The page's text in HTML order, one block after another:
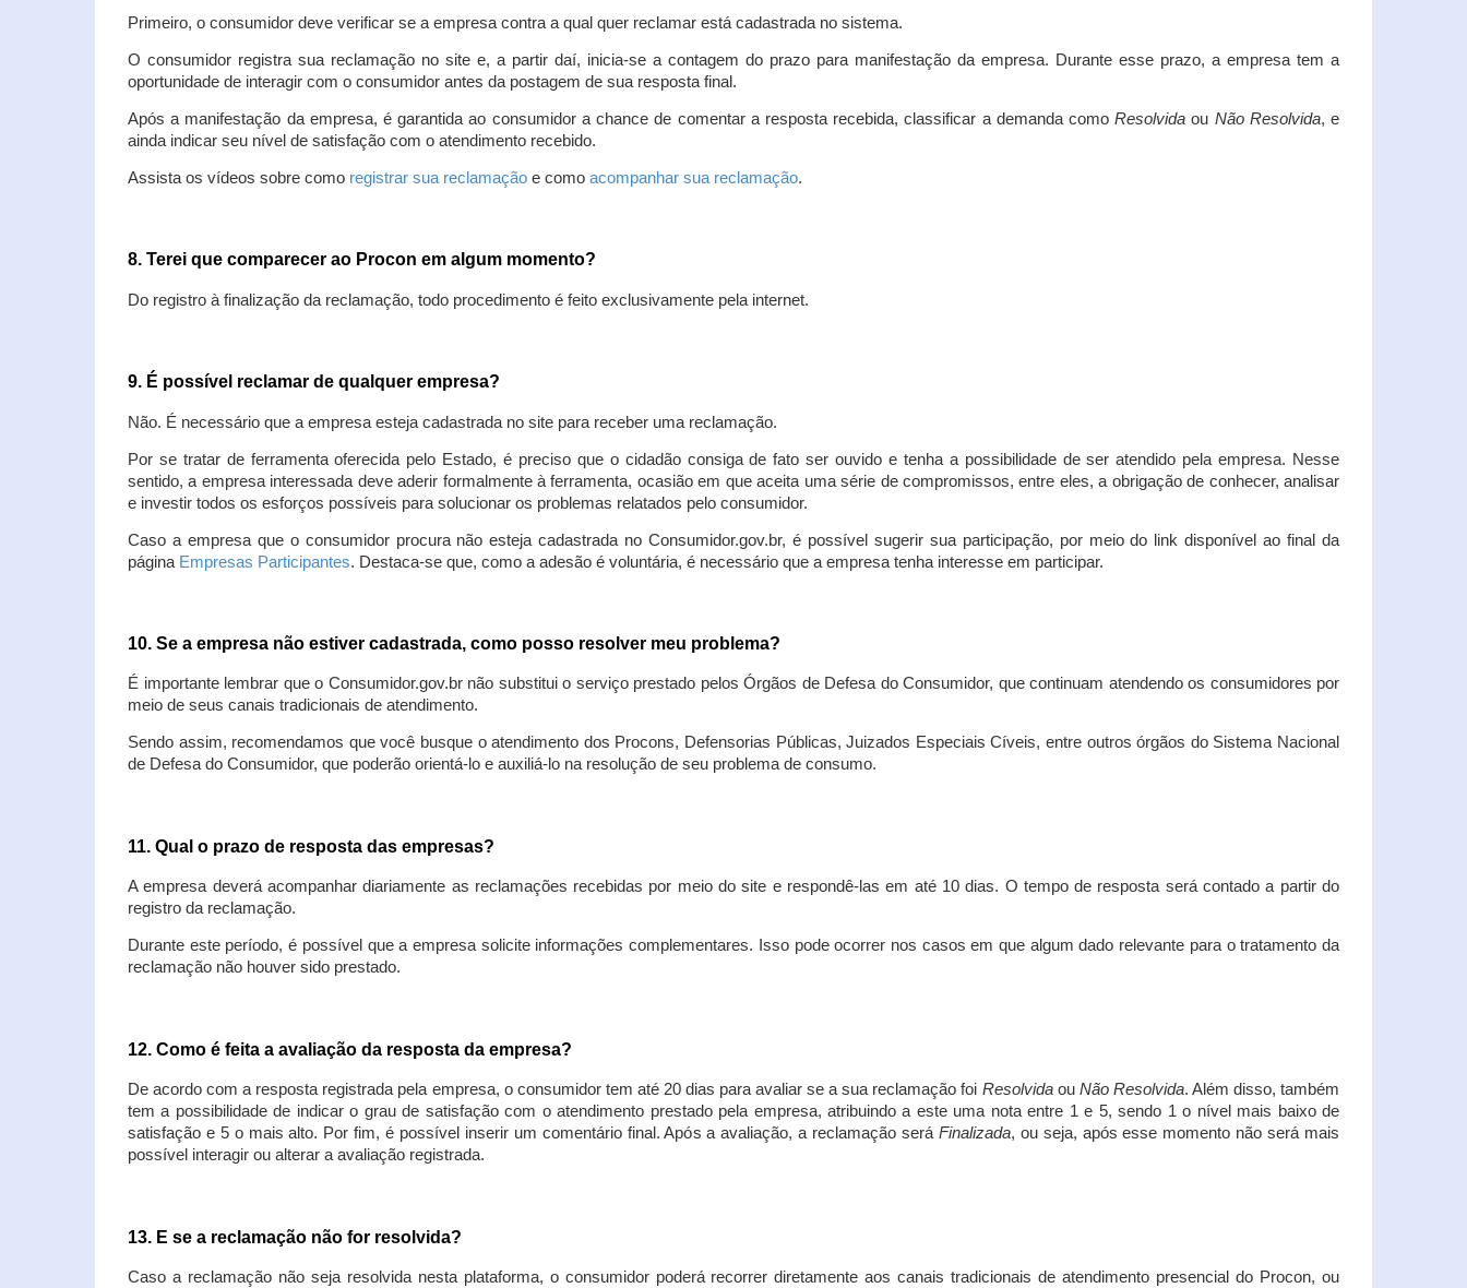
Primeiro, o consumidor deve verificar se a empresa contra a qual quer reclamar está cadastrada no sistema.
O consumidor registra sua reclamação no site e, a partir daí, inicia-se a contagem do prazo para manifestação da empresa. Durante esse prazo, a empresa tem a
oportunidade de interagir com o consumidor antes da postagem de sua resposta final.
Após a manifestação da empresa, é garantida ao consumidor a chance de comentar a resposta recebida, classificar a demanda comoResolvida ou Não Resolvida, e
ainda indicar seu nível de satisfação com o atendimento recebido.
Assista os vídeos sobre como registrar sua reclamação e como acompanhar sua reclamação.
8. Terei que comparecer ao Procon em algum momento?
Do registro à finalização da reclamação, todo procedimento é feito exclusivamente pela internet.
9. É possível reclamar de qualquer empresa?
Não. É necessário que a empresa esteja cadastrada no site para receber uma reclamação.
Por se tratar de ferramenta oferecida pelo Estado, é preciso que o cidadão consiga de fato ser ouvido e tenha a possibilidade de ser atendido pela empresa. Nesse
sentido, a empresa interessada deve aderir formalmente à ferramenta, ocasião em que aceita uma série de compromissos, entre eles, a obrigação de conhecer, analisar
e investir todos os esforços possíveis para solucionar os problemas relatados pelo consumidor.
Caso a empresa que o consumidor procura não esteja cadastrada no Consumidor.gov.br, é possível sugerir sua participação, por meio do link disponível ao final da
página Empresas Participantes. Destaca-se que, como a adesão é voluntária, é necessário que a empresa tenha interesse em participar.
10. Se a empresa não estiver cadastrada, como posso resolver meu problema?
É importante lembrar que o Consumidor.gov.br não substitui o serviço prestado pelos Órgãos de Defesa do Consumidor, que continuam atendendo os consumidores por
meio de seus canais tradicionais de atendimento.
Sendo assim, recomendamos que você busque o atendimento dos Procons, Defensorias Públicas, Juizados Especiais Cíveis, entre outros órgãos do Sistema Nacional
de Defesa do Consumidor, que poderão orientá-lo e auxiliá-lo na resolução de seu problema de consumo.
11. Qual o prazo de resposta das empresas?
A empresa deverá acompanhar diariamente as reclamações recebidas por meio do site e respondê-las em até 10 dias. O tempo de resposta será contado a partir do
registro da reclamação.
Durante este período, é possível que a empresa solicite informações complementares. Isso pode ocorrer nos casos em que algum dado relevante para o tratamento da
reclamação não houver sido prestado.
12. Como é feita a avaliação da resposta da empresa?
De acordo com a resposta registrada pela empresa, o consumidor tem até 20 dias para avaliar se a sua reclamação foi Resolvidaou Não Resolvida. Além disso, também
tem a possibilidade de indicar o grau de satisfação com o atendimento prestado pela empresa, atribuindo a este uma nota entre 1 e 5, sendo 1 o nível mais baixo de
satisfação e 5 o mais alto. Por fim, é possível inserir um comentário final. Após a avaliação, a reclamação será Finalizada, ou seja, após esse momento não será mais
possível interagir ou alterar a avaliação registrada.
13. E se a reclamação não for resolvida?
Caso a reclamação não seja resolvida nesta plataforma, o consumidor poderá recorrer diretamente aos canais tradicionais de atendimento presencial do Procon, ou